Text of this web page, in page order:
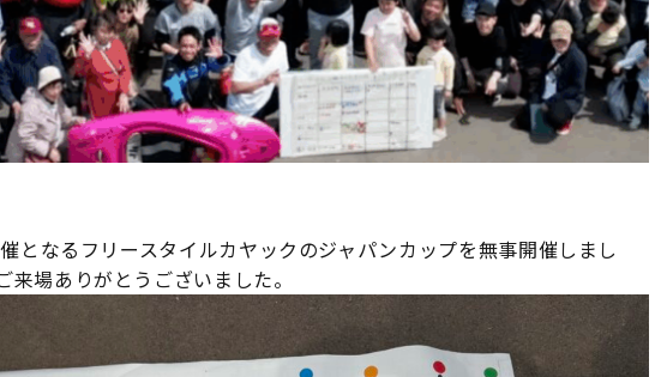
となるフリースタイルカヤックのジャパンカップを無事開催しまし
場ありがとうございました。